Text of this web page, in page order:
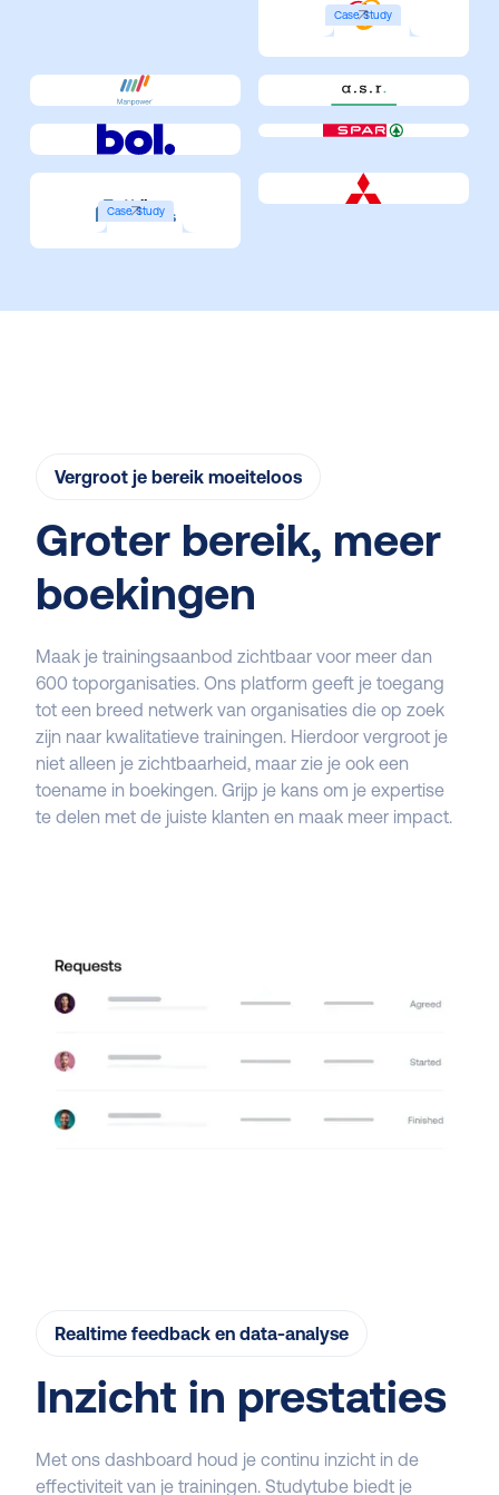
Case Study
Case Study
Vergroot je bereik moeiteloos
Groter bereik, meer
boekingen
Maak je trainingsaanbod zichtbaar voor meer dan
600 toporganisaties. Ons platform geeft je toegang
tot een breed netwerk van organisaties die op zoek
zijn naar kwalitatieve trainingen. Hierdoor vergroot je
niet alleen je zichtbaarheid, maar zie je ook een
toename in boekingen. Grijp je kans om je expertise
te delen met de juiste klanten en maak meer impact.
Realtime feedback en data-analyse
Inzicht in prestaties
Met ons dashboard houd je continu inzicht in de
effectiviteit van je trainingen. Studytube biedt je